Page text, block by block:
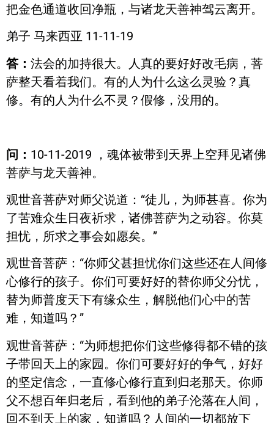
把金色通道收回净瓶，与诸龙天善神驾云离开。
弟子 马来西亚 11-11-19
答： 法会的加持很大。人真的要好好改毛病，菩
萨整天看着我们。有的人为什么这么灵验？真
修。有的人为什么不灵？假修，没用的。
问： 10-11-2019 ，魂体被带到天界上空拜见诸佛
菩萨与龙天善神。
观世音菩萨对师父说道：“徒儿，为师甚喜。你为
了苦难众生日夜祈求，诸佛菩萨为之动容。你莫
担忧，所求之事会如愿矣。”
观世音菩萨：“你师父甚担忧你们这些还在人间修
心修行的孩子。你们可要好好的替你师父分忧，
替为师普度天下有缘众生，解脱他们心中的苦
难，知道吗？”
观世音菩萨：“为师想把你们这些修得都不错的孩
子带回天上的家园。你们可要好好的争气，好好
的坚定信念，一直修心修行直到归老那天。你师
父不想百年归老后，看到他的弟子沦落在人间，
回不到天上的家，知道吗？人间的一切都放下